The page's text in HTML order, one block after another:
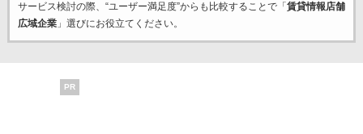
サービス検討の際、“ユーザー満足度”からも比較することで「 賃貸情報店舗
広域企業」選びにお役立てください。
PR